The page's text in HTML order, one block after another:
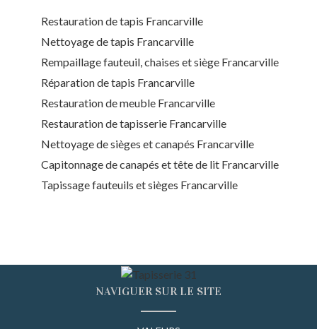
Restauration de tapis Francarville
Nettoyage de tapis Francarville
Rempaillage fauteuil, chaises et siège Francarville
Réparation de tapis Francarville
Restauration de meuble Francarville
Restauration de tapisserie Francarville
Nettoyage de sièges et canapés Francarville
Capitonnage de canapés et tête de lit Francarville
Tapissage fauteuils et sièges Francarville
NAVIGUER SUR LE SITE